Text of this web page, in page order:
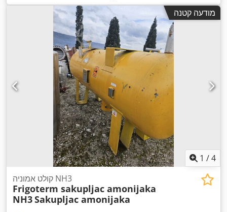
מודעה קטנה
1 /4
קולט אמוניה NH3
Frigoterm sakupljac amonijaka
NH3Sakupljac amonijaka